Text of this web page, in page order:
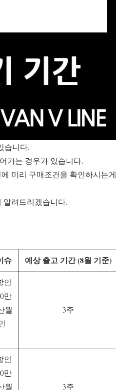
습니다.
가는 경우가 있습니다.
미리 구매조건을 확인하시는게
알려드리겠습니다.
슈 예상 출고 기간 (8월 기준)
인
만
월
3주
인
만
월
3주